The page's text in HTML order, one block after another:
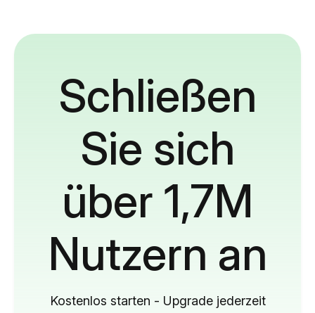
Schließen
Sie sich
über 1,7M
Nutzern an
Kostenlos starten - Upgrade jederzeit